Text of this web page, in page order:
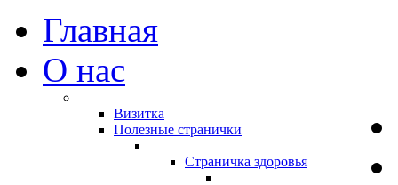
Главная
О нас
Визитка
Полезные странички
Страничка здоровья